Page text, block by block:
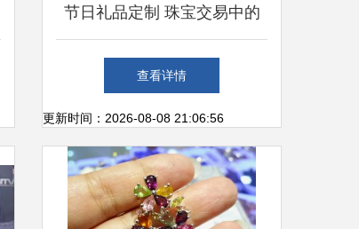
节日礼品定制 珠宝交易中的
心意与艺术
查看详情
更新时间：2026-08-08 21:06:56